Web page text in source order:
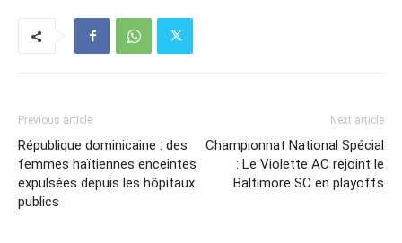
Previous article
République dominicaine : des
femmes haïtiennes enceintes
expulsées depuis les hôpitaux
publics
Next article
Championnat National Spécial
: Le Violette AC rejoint le
Baltimore SC en playoffs